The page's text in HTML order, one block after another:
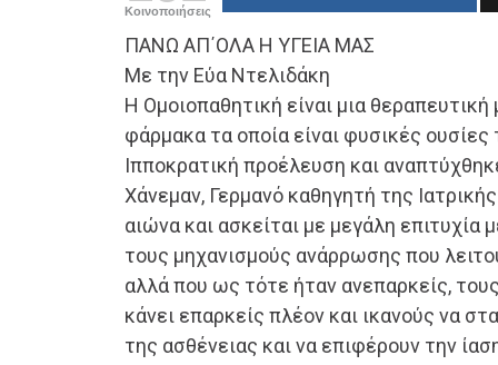
Κοινοποιήσεις
ΠΑΝΩ ΑΠ΄ΟΛΑ Η ΥΓΕΙΑ ΜΑΣ
Με την Εύα Ντελιδάκη
Η Ομοιοπαθητική είναι μια
φάρμακα τα οποία είναι φυσικές
Ιπποκρατική προέλευση και
Χάνεμαν, Γερμανό καθηγητή της
αιώνα και ασκείται με μεγάλη επιτυχία
τους μηχανισμούς ανάρρωσης που
αλλά που ως τότε ήταν ανεπαρκείς,
κάνει επαρκείς πλέον και ικανούς να
της ασθένειας και να επιφέρουν την